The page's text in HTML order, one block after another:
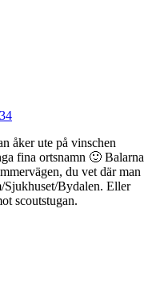
åker ute på vinschen
fina ortsnamn 🙂 Balarna
du vet där man
Bydalen. Eller
scoutstugan.